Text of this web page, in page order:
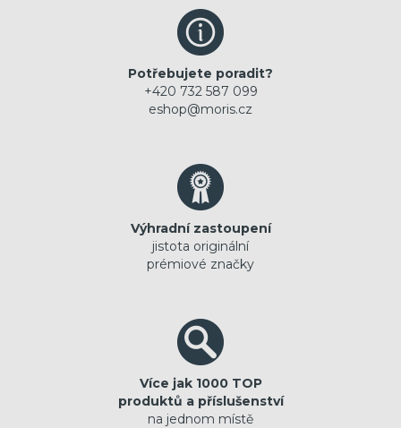
Potřebujete poradit?
+420 732 587 099
eshop@moris.cz
Výhradní zastoupení
jistota originální
prémiové značky
Více jak 1000 TOP
produktů a příslušenství
na jednom místě